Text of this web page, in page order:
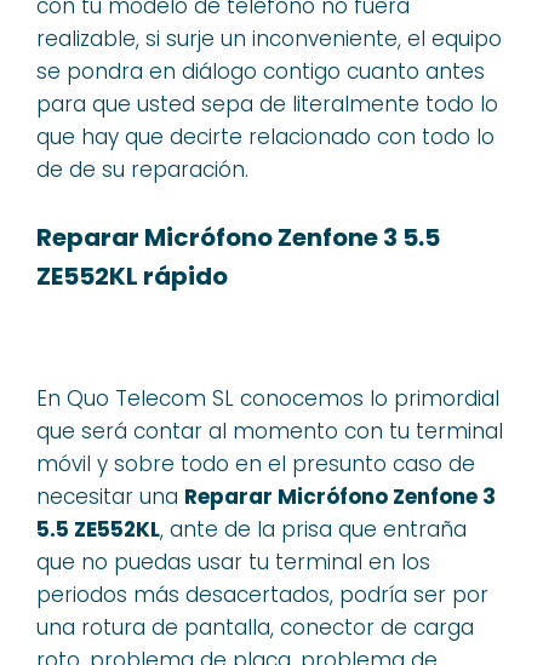
con tu modelo de teléfono no fuera
realizable, si surje un inconveniente, el equipo
se pondra en diálogo contigo cuanto antes
para que usted sepa de literalmente todo lo
que hay que decirte relacionado con todo lo
de de su reparación.
Reparar Micrófono Zenfone 3 5.5
ZE552KL rápido
En Quo Telecom SL conocemos lo primordial
que será contar al momento con tu terminal
móvil y sobre todo en el presunto caso de
necesitar una Reparar Micrófono Zenfone 3
5.5 ZE552KL, ante de la prisa que entraña
que no puedas usar tu terminal en los
periodos más desacertados, podría ser por
una rotura de pantalla, conector de carga